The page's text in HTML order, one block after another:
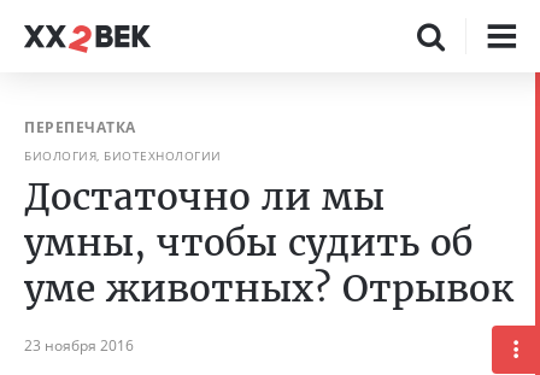
ПЕРЕПЕЧАТКА
БИОЛОГИЯ, БИОТЕХНОЛОГИИ
Достаточно ли мы
умны, чтобы судить об
уме животных? Отрывок
23 ноября 2016